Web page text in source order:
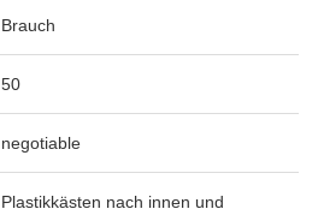
Brauch
50
negotiable
Plastikkästen nach innen und